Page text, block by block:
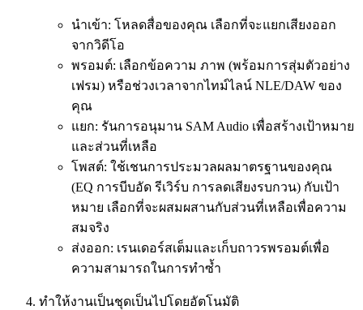
นำเข้า: โหลดสื่อของคุณ เลือกที่จะแยกเสียงออก
จากวิดีโอ
พรอมต์: เลือกข้อความ ภาพ (พร้อมการสุ่มตัวอย่าง
เฟรม) หรือช่วงเวลาจากไทม์ไลน์ NLE/DAW ของ
คุณ
แยก: รันการอนุมาน SAM Audio เพื่อสร้างเป้าหมาย
และส่วนที่เหลือ
โพสต์: ใช้เชนการประมวลผลมาตรฐานของคุณ
(EQ การบีบอัด รีเวิร์บ การลดเสียงรบกวน) กับเป้า
หมาย เลือกที่จะผสมผสานกับส่วนที่เหลือเพื่อความ
สมจริง
ส่งออก: เรนเดอร์สเต็มและเก็บถาวรพรอมต์เพื่อ
ความสามารถในการทำซ้ำ
ทำให้งานเป็นชุดเป็นไปโดยอัตโนมัติ